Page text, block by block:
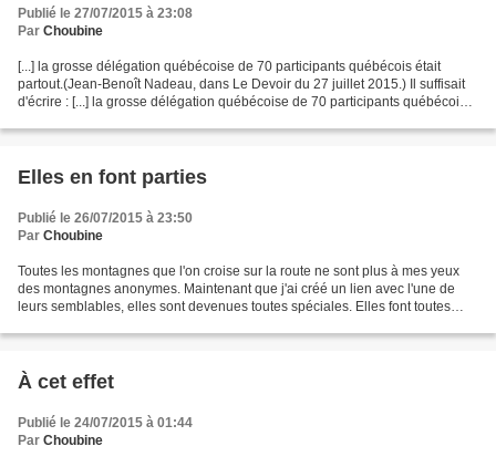
Publié le 27/07/2015 à 23:08
Par Choubine
[...] la grosse délégation québécoise de 70 participants québécois était
partout.(Jean-Benoît Nadeau, dans Le Devoir du 27 juillet 2015.) Il suffisait
d'écrire : [...] la grosse délégation québécoise de 70 participants québécois
Elles en font parties
Publié le 26/07/2015 à 23:50
Par Choubine
Toutes les montagnes que l'on croise sur la route ne sont plus à mes yeux
des montagnes anonymes. Maintenant que j'ai créé un lien avec l'une de
leurs semblables, elles sont devenues toutes spéciales. Elles font toutes
À cet effet
Publié le 24/07/2015 à 01:44
Par Choubine